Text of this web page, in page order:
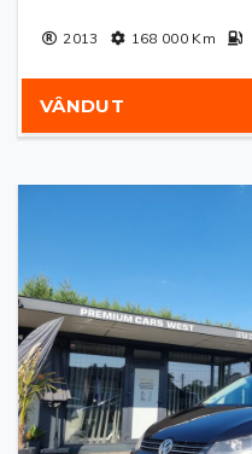
2013 168 000Km
VÂNDUT